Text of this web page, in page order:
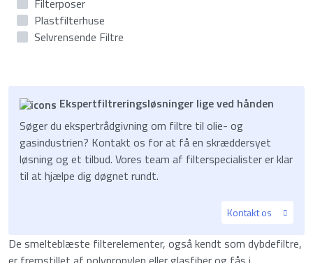
Filterposer
Plastfilterhuse
Selvrensende Filtre
Ekspertfiltreringsløsninger lige ved hånden
Søger du ekspertrådgivning om filtre til olie- og
gasindustrien? Kontakt os for at få en skræddersyet
løsning og et tilbud. Vores team af filterspecialister er klar
til at hjælpe dig døgnet rundt.
Kontakt os
De smelteblæste filterelementer, også kendt som dybdefiltre,